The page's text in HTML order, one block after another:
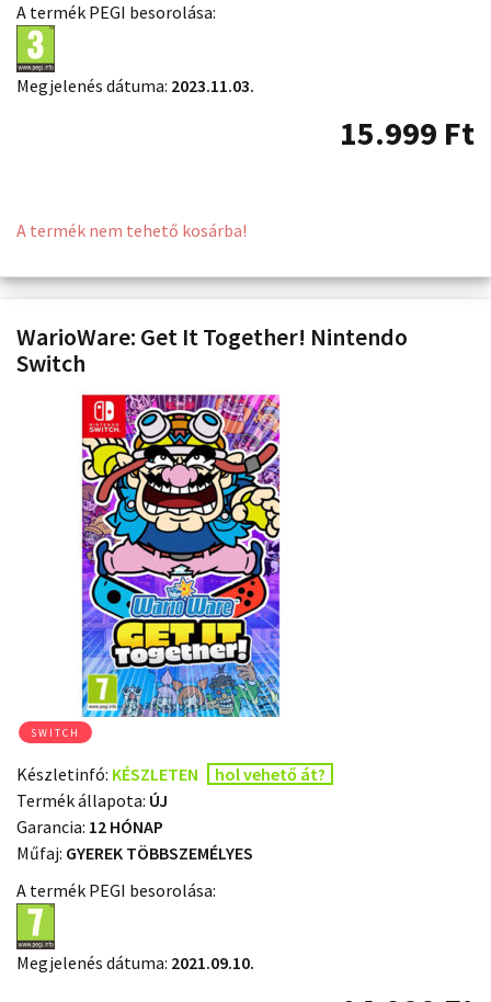
A termék PEGI besorolása:
Megjelenés dátuma: 2023.11.03.
15.999 Ft
A termék nem tehető kosárba!
WarioWare: Get It Together! Nintendo
Switch
SWITCH
Készletinfó: KÉSZLETEN
hol vehető át?
Termék állapota: ÚJ
Garancia: 12 HÓNAP
Műfaj: GYEREK TÖBBSZEMÉLYES
A termék PEGI besorolása:
Megjelenés dátuma: 2021.09.10.